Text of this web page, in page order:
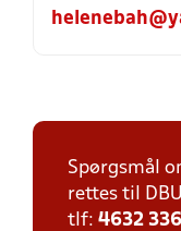
Spørgsmål
rettes til
tlf: 4632